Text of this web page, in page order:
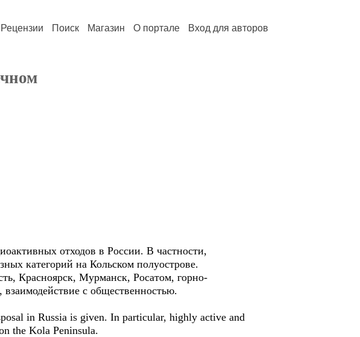
Рецензии Поиск Магазин О портале Вход для авторов
отходов в России. В частности,
категорий на Кольском полуострове.
Красноярск, Мурманск, Росатом, горно-
с общественностью.
in Russia is given. In particular, highly active and
the Kola Peninsula.